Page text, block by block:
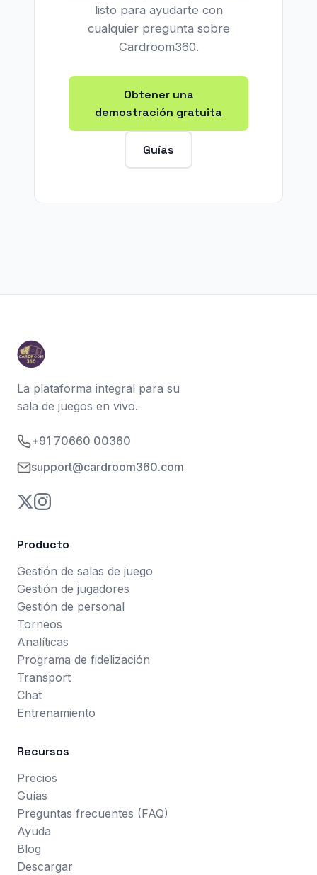
listo para ayudarte con
cualquier pregunta sobre
Cardroom360.
Obtener una
demostración gratuita
Guías
La plataforma integral para su
sala de juegos en vivo.
+91 70660 00360
support@cardroom360.com
Producto
Gestión de salas de juego
Gestión de jugadores
Gestión de personal
Torneos
Analíticas
Programa de fidelización
Transport
Chat
Entrenamiento
Recursos
Precios
Guías
Preguntas frecuentes (FAQ)
Ayuda
Blog
Descargar